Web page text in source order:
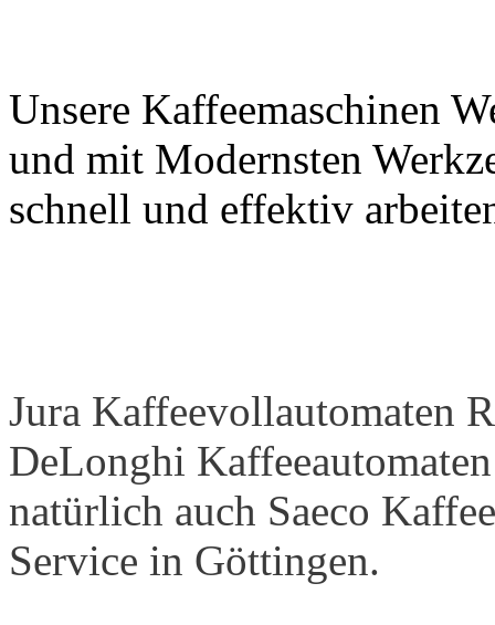
Unsere Kaffeemaschinen
und mit Modernsten
schnell und effektiv
Jura Kaffeevollautomaten
DeLonghi
natürlich auch Saeco
Service in Göttingen.